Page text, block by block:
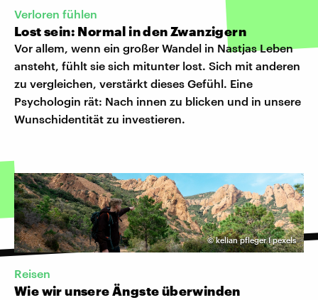
Verloren fühlen
Lost sein: Normal in den Zwanzigern
Vor allem, wenn ein großer Wandel in Nastjas Leben
ansteht, fühlt sie sich mitunter lost. Sich mit anderen
zu vergleichen, verstärkt dieses Gefühl. Eine
Psychologin rät: Nach innen zu blicken und in unsere
Wunschidentität zu investieren.
©kelian pfleger I pexels
Reisen
Wie wir unsere Ängste überwinden